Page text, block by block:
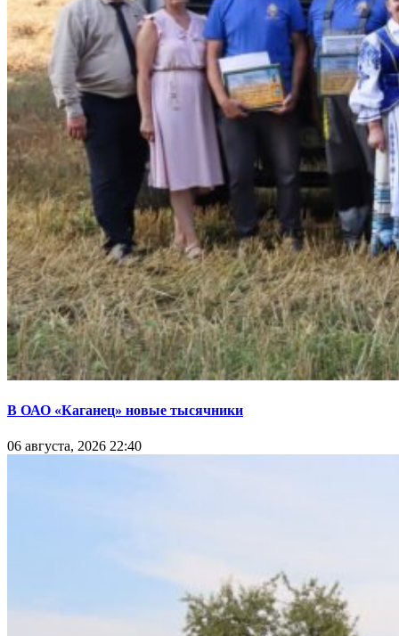
В ОАО «Каганец» новые тысячники
06 августа, 2026 22:40